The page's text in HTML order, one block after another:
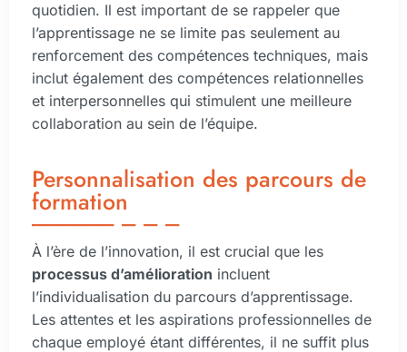
quotidien. Il est important de se rappeler que
l’apprentissage ne se limite pas seulement au
renforcement des compétences techniques, mais
inclut également des compétences relationnelles
et interpersonnelles qui stimulent une meilleure
collaboration au sein de l’équipe.
Personnalisation des parcours de
formation
À l’ère de l’innovation, il est crucial que les
processus d’amélioration incluent
l’individualisation du parcours d’apprentissage.
Les attentes et les aspirations professionnelles de
chaque employé étant différentes, il ne suffit plus